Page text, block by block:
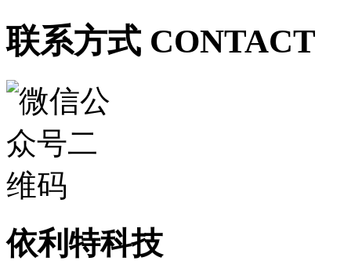
联系方式 CONTACT
依利特科技